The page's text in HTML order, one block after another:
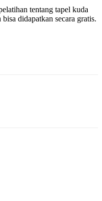
tentang tapel kuda
didapatkan secara gratis.